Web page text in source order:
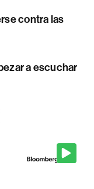
contra las
a escuchar